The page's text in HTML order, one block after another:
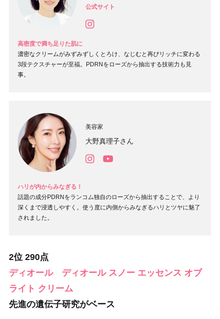
公式サイト
高密度で満ち足りた肌に
濃密なクリームがみずみずしくとろけ、なじむと再びリッチに変わる
3段テクスチャーが至福。PDRNをローズから抽出する技術力も見
事。
美容家
大野真理子さん
ハリが内からみなぎる！
話題の成分PDRNをランコム独自のローズから抽出することで、より
深くまで浸透しやすく。使う度に内側からみなぎるハリとツヤに魅了
されました。
2位 290点
ディオールディオール スノー エッセンス オブ
ライト クリーム
先進の遺伝子研究がベース